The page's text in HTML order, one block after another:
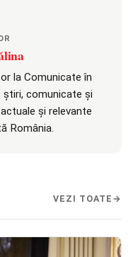
la Comunicate în
știri, comunicate și
și relevante
România.
VEZI TOATE